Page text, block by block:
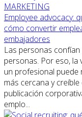
MARKETING
Employee advocacy:
cómo convertir
embajadores
Las personas confían
personas. Por eso, la
un profesional puede
más cercana y creíble
publicación
emplo...